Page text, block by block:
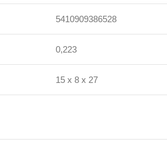
5410909386528
0,223
15 x 8 x 27